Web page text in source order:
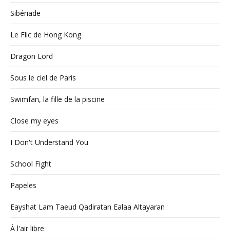
Sibériade
Le Flic de Hong Kong
Dragon Lord
Sous le ciel de Paris
Swimfan, la fille de la piscine
Close my eyes
I Don't Understand You
School Fight
Papeles
Eayshat Lam Taeud Qadiratan Ealaa Altayaran
À l'air libre